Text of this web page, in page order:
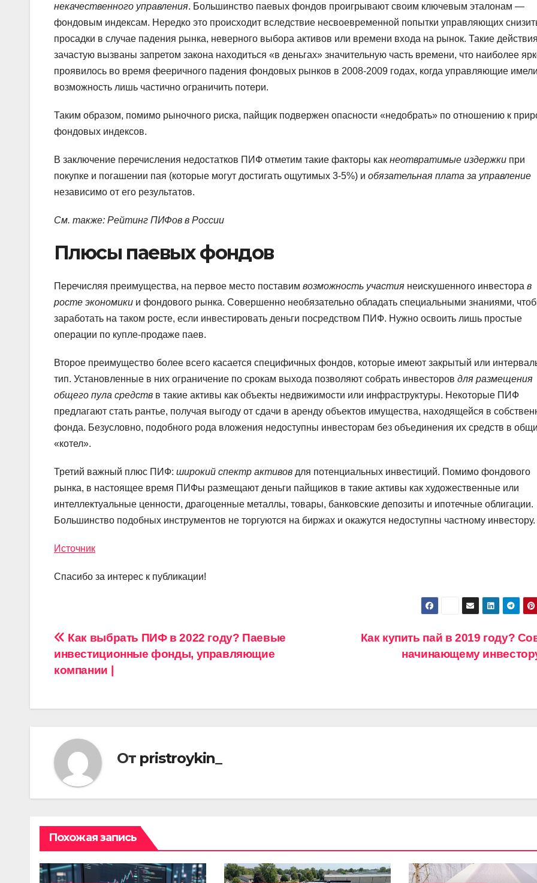
некачественного управления. Большинство паевых фондов проигрывают своим ключевым эталонам —
фондовым индексам. Нередко это происходит вследствие несвоевременной попытки управляющих
просадки в случае падения рынка, неверного выбора активов или времени входа на рынок. Такие действия
зачастую вызваны запретом закона находиться «в деньгах» значительную часть времени, что наиболее
проявилось во время фееричного падения фондовых рынков в 2008-2009 годах, когда управляющие имели
возможность лишь частично ограничить потери.
Таким образом, помимо рыночного риска, пайщик подвержен опасности «недобрать» по отношению к
фондовых индексов.
В заключение перечисления недостатков ПИФ отметим такие факторы как неотвратимые издержки при
покупке и погашении пая (которые могут достигать ощутимых 3-5%) и обязательная плата за управление
независимо от его результатов.
См. также: Рейтинг ПИФов в России
Плюсы паевых фондов
Перечисляя преимущества, на первое место поставим возможность участия неискушенного инвестора в
росте экономики и фондового рынка. Совершенно необязательно обладать специальными знаниями,
заработать на таком росте, если инвестировать деньги посредством ПИФ. Нужно освоить лишь простые
операции по купле-продаже паев.
Второе преимущество более всего касается специфичных фондов, которые имеют закрытый или
тип. Установленные в них ограничение по срокам выхода позволяют собрать инвесторов для размещения
общего пула средств в такие активы как объекты недвижимости или инфраструктуры. Некоторые ПИФ
предлагают стать рантье, получая выгоду от сдачи в аренду объектов имущества, находящейся в
фонда. Безусловно, подобного рода вложения недоступны инвесторам без объединения их средств в
«котел».
Третий важный плюс ПИФ: широкий спектр активов для потенциальных инвестиций. Помимо фондового
рынка, в настоящее время ПИФы размещают деньги пайщиков в такие активы как художественные или
интеллектуальные ценности, драгоценные металлы, товары, банковские депозиты и ипотечные облигации.
Большинство подобных инструментов не торгуются на биржах и окажутся недоступны частному инвестору.
Источник
Спасибо за интерес к публикации!
Навигация
по
Как купить пай в 2019 году?
начинающему
Как выбрать ПИФ в 2022 году? Паевые
инвестиционные фонды, управляющие
компании |
От pristroykin_
Похожая запись